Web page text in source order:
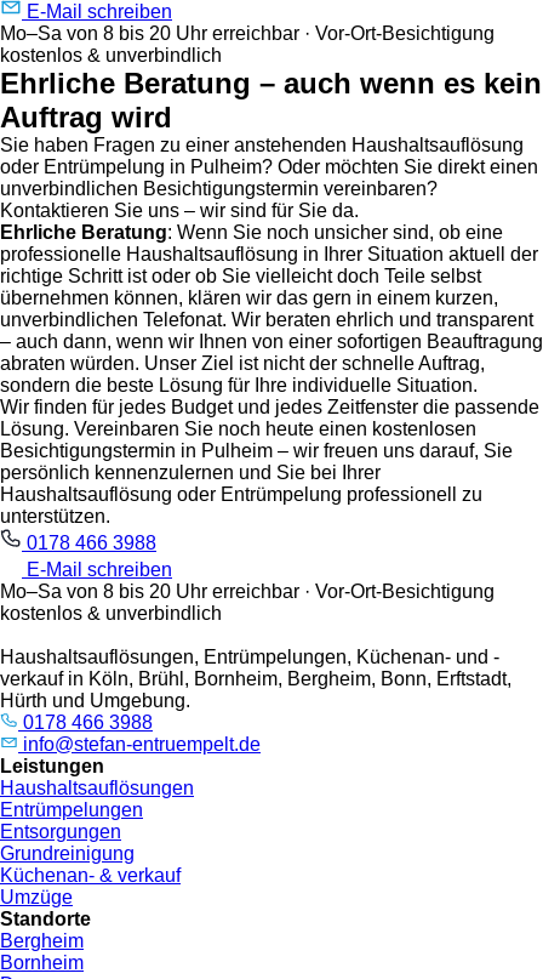
E-Mail schreiben
Mo–Sa von 8 bis 20 Uhr erreichbar · Vor-Ort-Besichtigung
kostenlos & unverbindlich
Ehrliche Beratung – auch wenn es kein
Auftrag wird
Sie haben Fragen zu einer anstehenden Haushaltsauflösung
oder Entrümpelung in Pulheim? Oder möchten Sie direkt einen
unverbindlichen Besichtigungstermin vereinbaren?
Kontaktieren Sie uns – wir sind für Sie da.
Ehrliche Beratung: Wenn Sie noch unsicher sind, ob eine
professionelle Haushaltsauflösung in Ihrer Situation aktuell der
richtige Schritt ist oder ob Sie vielleicht doch Teile selbst
übernehmen können, klären wir das gern in einem kurzen,
unverbindlichen Telefonat. Wir beraten ehrlich und transparent
– auch dann, wenn wir Ihnen von einer sofortigen Beauftragung
abraten würden. Unser Ziel ist nicht der schnelle Auftrag,
sondern die beste Lösung für Ihre individuelle Situation.
Wir finden für jedes Budget und jedes Zeitfenster die passende
Lösung. Vereinbaren Sie noch heute einen kostenlosen
Besichtigungstermin in Pulheim – wir freuen uns darauf, Sie
persönlich kennenzulernen und Sie bei Ihrer
Haushaltsauflösung oder Entrümpelung professionell zu
unterstützen.
0178 466 3988
E-Mail schreiben
Mo–Sa von 8 bis 20 Uhr erreichbar · Vor-Ort-Besichtigung
kostenlos & unverbindlich
Haushaltsauflösungen, Entrümpelungen, Küchenan- und -
verkauf in Köln, Brühl, Bornheim, Bergheim, Bonn, Erftstadt,
Hürth und Umgebung.
0178 466 3988
info@stefan-entruempelt.de
Leistungen
Haushaltsauflösungen
Entrümpelungen
Entsorgungen
Grundreinigung
Küchenan- & verkauf
Umzüge
Standorte
Bergheim
Bornheim